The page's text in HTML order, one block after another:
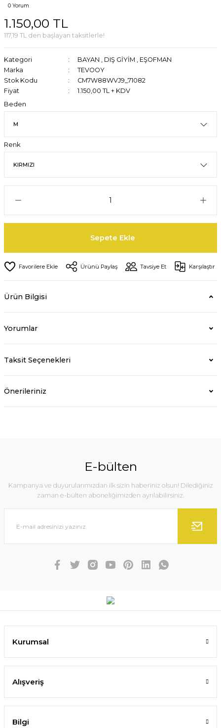
0 Yorum
1.150,00 TL
117,19 TL den başlayan taksitlerle!
Kategori BAYAN , DIŞ GİYİM , EŞOFMAN
Marka
TEVOOY
Stok Kodu
CM7W88WVJ9_71082
Fiyat
1.150,00 TL + KDV
Beden
Renk
Sepete Ekle
Ürünü Paylaş Tavsiye Et Karşılaştır
Ürün Bilgisi
Yorumlar
Taksit Seçenekleri
Önerileriniz
E-bülten
Kampanya ve duyurularımızdan ilk sizin haberiniz olsun! Dilediğiniz
zaman e-bülten aboneliğimizden ayrılabilirsiniz.
Kurumsal
Alışveriş
Bilgi